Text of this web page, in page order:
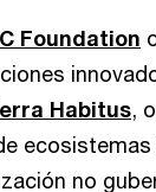
Foundation
Habitus,
no